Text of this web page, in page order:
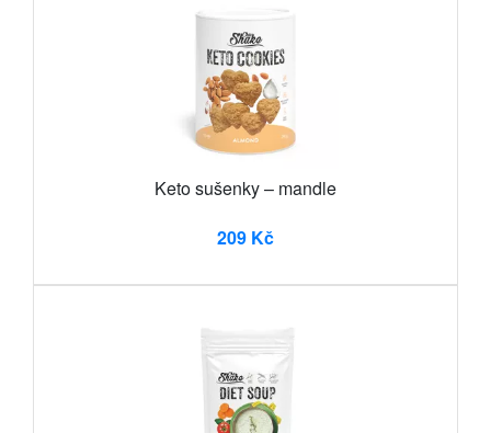
Keto sušenky – mandle
209 Kč